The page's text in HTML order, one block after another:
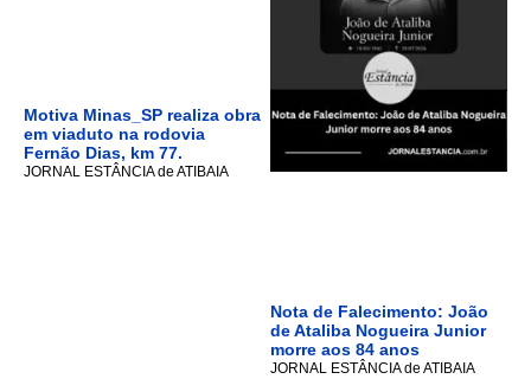
Motiva Minas_SP realiza obra
em viaduto na rodovia
Fernão Dias, km 77.
JORNAL ESTÂNCIA de ATIBAIA
Nota de Falecimento: João
de Ataliba Nogueira Junior
morre aos 84 anos
JORNAL ESTÂNCIA de ATIBAIA